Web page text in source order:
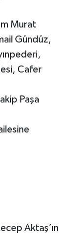
Murat
Gündüz,
Cafer
Paşa
Aktaş’ın